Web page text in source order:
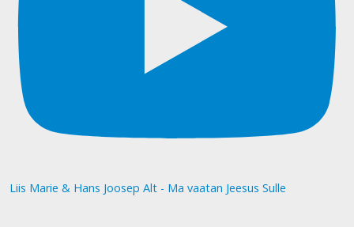
Liis Marie & Hans Joosep Alt - Ma vaatan Jeesus Sulle